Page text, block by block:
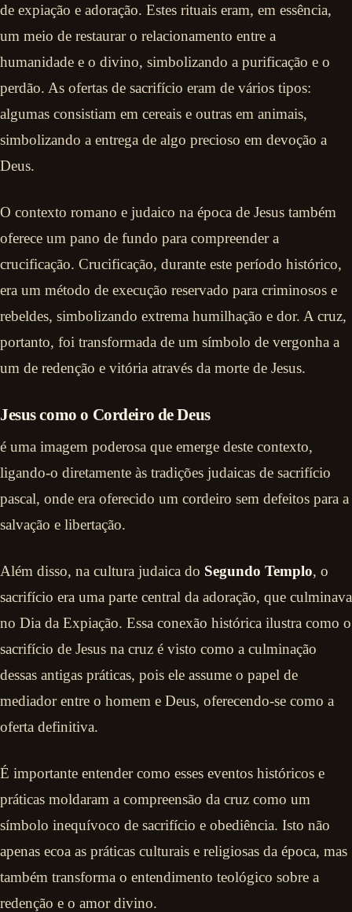
de expiação e adoração. Estes rituais eram, em essência,
um meio de restaurar o relacionamento entre a
humanidade e o divino, simbolizando a purificação e o
perdão. As ofertas de sacrifício eram de vários tipos:
algumas consistiam em cereais e outras em animais,
simbolizando a entrega de algo precioso em devoção a
Deus.
O contexto romano e judaico na época de Jesus também
oferece um pano de fundo para compreender a
crucificação. Crucificação, durante este período histórico,
era um método de execução reservado para criminosos e
rebeldes, simbolizando extrema humilhação e dor. A cruz,
portanto, foi transformada de um símbolo de vergonha a
um de redenção e vitória através da morte de Jesus.
Jesus como o Cordeiro de Deus
é uma imagem poderosa que emerge deste contexto,
ligando-o diretamente às tradições judaicas de sacrifício
pascal, onde era oferecido um cordeiro sem defeitos para a
salvação e libertação.
Além disso, na cultura judaica do Segundo Templo, o
sacrifício era uma parte central da adoração, que culminava
no Dia da Expiação. Essa conexão histórica ilustra como o
sacrifício de Jesus na cruz é visto como a culminação
dessas antigas práticas, pois ele assume o papel de
mediador entre o homem e Deus, oferecendo-se como a
oferta definitiva.
É importante entender como esses eventos históricos e
práticas moldaram a compreensão da cruz como um
símbolo inequívoco de sacrifício e obediência. Isto não
apenas ecoa as práticas culturais e religiosas da época, mas
também transforma o entendimento teológico sobre a
redenção e o amor divino.